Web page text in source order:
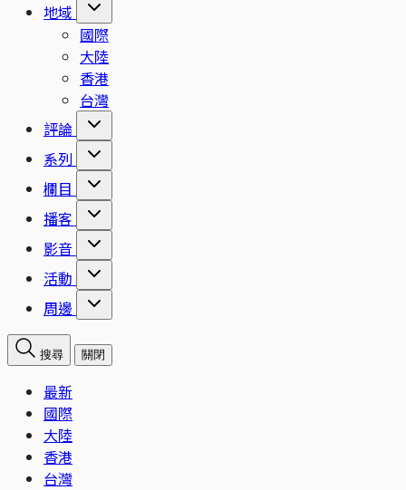
地域
國際
大陸
香港
台灣
評論
系列
欄目
播客
影音
活動
周邊
搜尋 關閉
最新
國際
大陸
香港
台灣